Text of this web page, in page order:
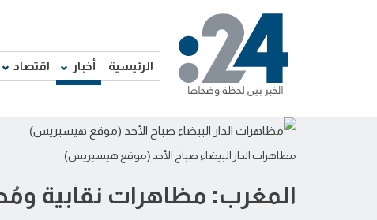
الرئيسية أخبار اقتصاد
مظاهرات الدار البيضاء صباح الأحد (موقع هيسبريس)
المغرب: مظاهرات نقابية